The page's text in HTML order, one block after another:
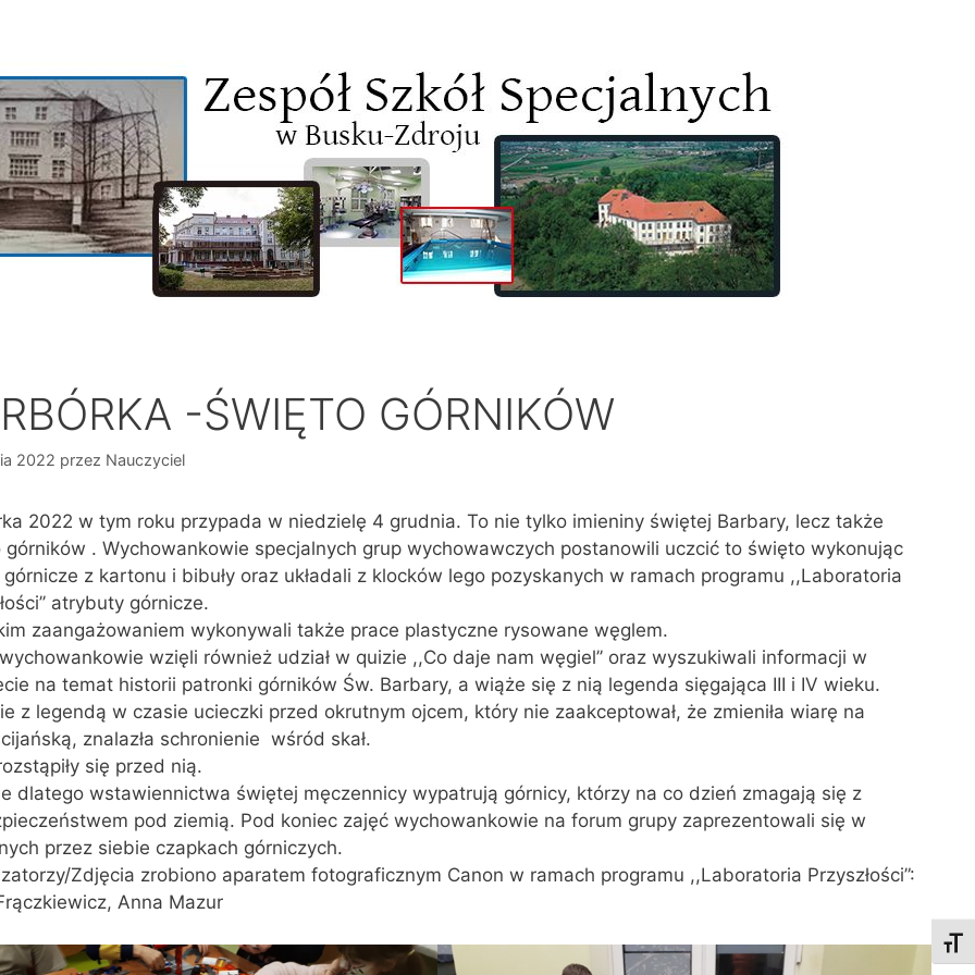
-ŚWIĘTO GÓRNIKÓW
2022 przez Nauczyciel
2022 w tym roku przypada w niedzielę 4 grudnia. To nie tylko imieniny świętej Barbary, lecz także
górników . Wychowankowie specjalnych grup wychowawczych postanowili uczcić to święto wykonując
górnicze z kartonu i bibuły oraz układali z klocków lego pozyskanych w ramach programu ,,Laboratoria
atrybuty górnicze.
zaangażowaniem wykonywali także prace plastyczne rysowane węglem.
wzięli również udział w quizie ,,Co daje nam węgiel’’ oraz wyszukiwali informacji w
na temat historii patronki górników Św. Barbary, a wiąże się z nią legenda sięgająca III i IV wieku.
z legendą w czasie ucieczki przed okrutnym ojcem, który nie zaakceptował, że zmieniła wiarę na
znalazła schronienie wśród skał.
się przed nią.
dlatego wstawiennictwa świętej męczennicy wypatrują górnicy, którzy na co dzień zmagają się z
pod ziemią. Pod koniec zajęć wychowankowie na forum grupy zaprezentowali się w
przez siebie czapkach górniczych.
Zdjęcia zrobiono aparatem fotograficznym Canon w ramach programu ,,Laboratoria Przyszłości”:
Anna Mazur